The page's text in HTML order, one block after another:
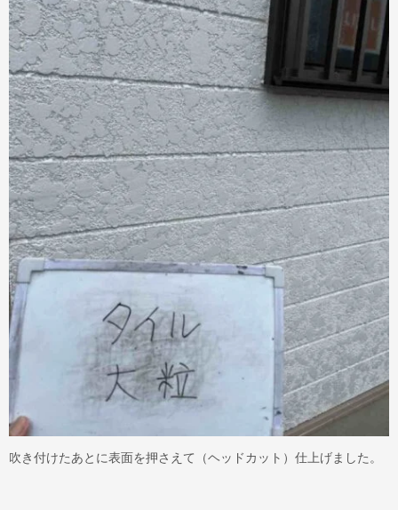
吹き付けたあとに表面を押さえて（ヘッドカット）仕上げました。